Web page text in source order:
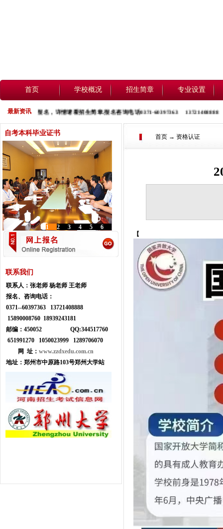
首页 学校概况 招生简章 专业设置
最新资讯
日起开始报名，详情请看招生简章.报名咨询电话0371-60397363 13721408888
自考本科毕业证书
6
5
4
3
2
1
联系我们
联系人： 张老师 杨老师 王老师
报名、咨询电话：
0371--60397363 13721408888
15890008760 18939243181
邮编：450052 QQ:344517760
651991270 1050023999
1289706070
网 址： www.zzdxedu.com.cn
地址： 郑州市中原路103号郑州大学站
首页 → 资格认证
【